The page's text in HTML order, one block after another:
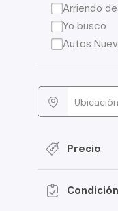
Arriendo
Yo busco
Autos
Precio
Condición